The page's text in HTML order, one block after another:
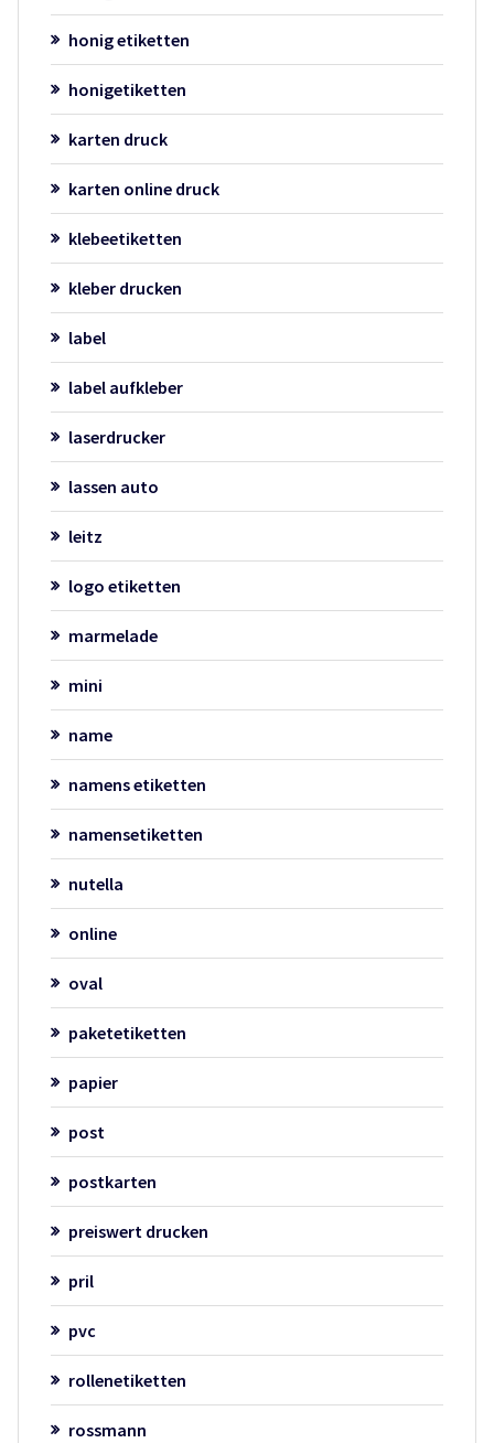
honig etiketten
honigetiketten
karten druck
karten online druck
klebeetiketten
kleber drucken
label
label aufkleber
laserdrucker
lassen auto
leitz
logo etiketten
marmelade
mini
name
namens etiketten
namensetiketten
nutella
online
oval
paketetiketten
papier
post
postkarten
preiswert drucken
pril
pvc
rollenetiketten
rossmann